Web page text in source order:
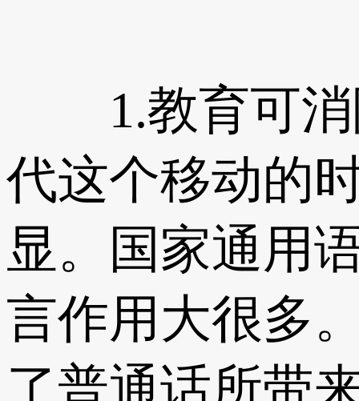
1.教育可消
代这个移动的
显。国家通用
言作用大很多
了普通话所带